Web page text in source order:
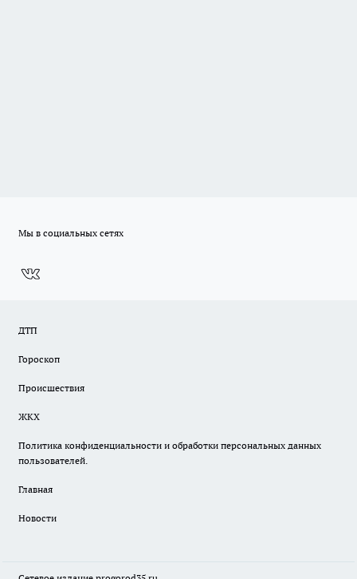
Мы в социальных сетях
ДТП
Гороскоп
Происшествия
ЖКХ
Политика конфиденциальности и обработки персональных данных
пользователей.
Главная
Новости